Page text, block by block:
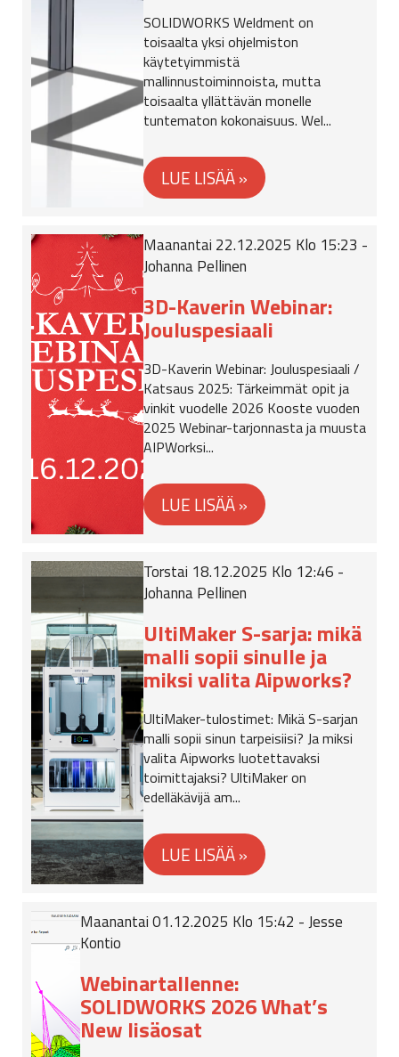
SOLIDWORKS Weldment on
toisaalta yksi ohjelmiston
käytetyimmistä
mallinnustoiminnoista, mutta
toisaalta yllättävän monelle
tuntematon kokonaisuus. Wel...
Maanantai 22.12.2025 Klo 15:23 -
Johanna Pellinen
3D-Kaverin Webinar:
Jouluspesiaali
3D-Kaverin Webinar: Jouluspesiaali /
Katsaus 2025: Tärkeimmät opit ja
vinkit vuodelle 2026 Kooste vuoden
2025 Webinar-tarjonnasta ja muusta
AIPWorksi...
Torstai 18.12.2025 Klo 12:46 -
Johanna Pellinen
UltiMaker S-sarja: mikä
malli sopii sinulle ja
miksi valita Aipworks?
UltiMaker-tulostimet: Mikä S-sarjan
malli sopii sinun tarpeisiisi? Ja miksi
valita Aipworks luotettavaksi
toimittajaksi? UltiMaker on
edelläkävijä am...
Maanantai 01.12.2025 Klo 15:42 - Jesse
Kontio
Webinartallenne:
SOLIDWORKS 2026 What’s
New lisäosat